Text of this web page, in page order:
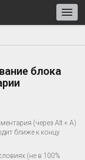
блока
(через Alt + A)
ближе к концу
(не в 100%